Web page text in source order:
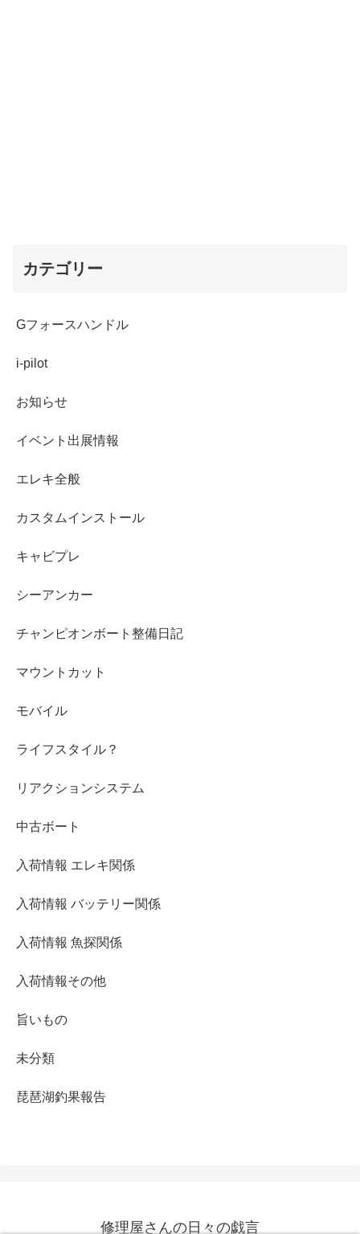
カテゴリー
Gフォースハンドル
i-pilot
お知らせ
イベント出展情報
エレキ全般
カスタムインストール
キャビプレ
シーアンカー
チャンピオンボート整備日記
マウントカット
モバイル
ライフスタイル？
リアクションシステム
中古ボート
入荷情報 エレキ関係
入荷情報 バッテリー関係
入荷情報 魚探関係
入荷情報その他
旨いもの
未分類
琵琶湖釣果報告
修理屋さんの日々の戯言